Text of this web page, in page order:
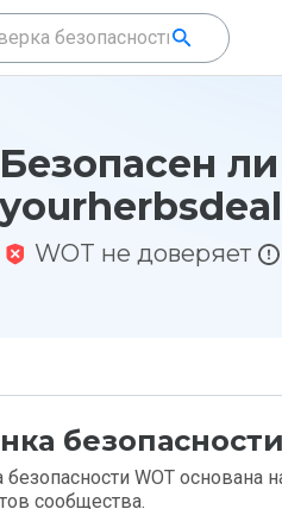
Безопасен ли
WOT не доверяет
WOT основана
сообщества.